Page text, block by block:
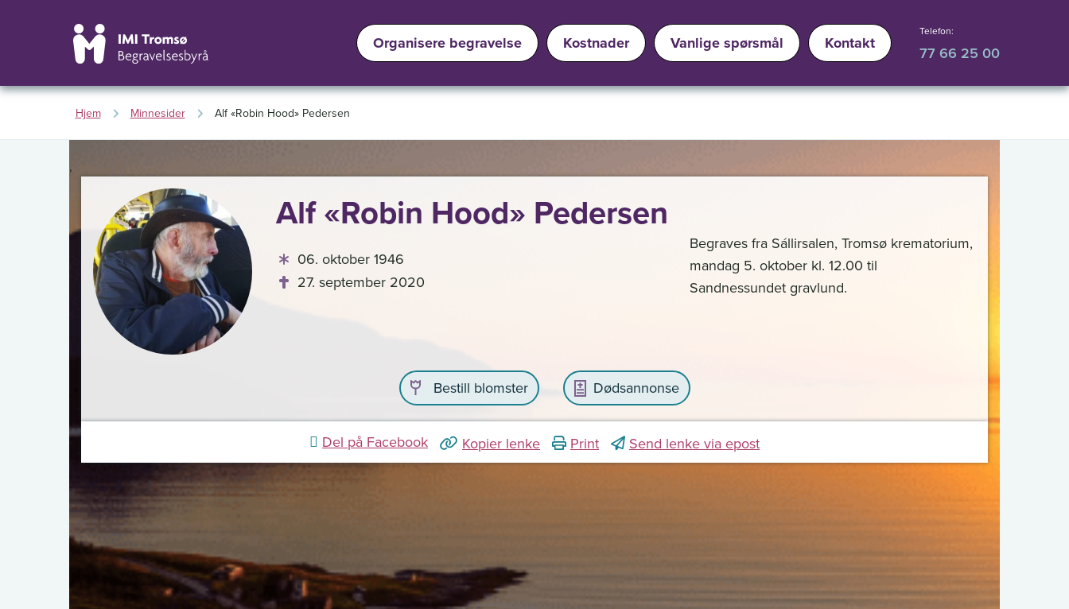
Telefon:
77 66 25 00
Organisere begravelse Kostnader Vanlige spørsmål Kontakt
Hjem Minnesider Alf «Robin Hood» Pedersen
,
Alf «Robin Hood» Pedersen
06. oktober 1946
27. september 2020
Begraves fra Sállirsalen, Tromsø krematorium,
mandag 5. oktober kl. 12.00 til
Sandnessundet gravlund.
Bestill blomster Dødsannonse
Del på Facebook Kopier lenke Print Send lenke via epost